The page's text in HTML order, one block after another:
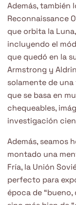
Además, también
Reconnaissance
que orbita la Luna,
incluyendo el
que quedó en la
Armstrong y
solamente de
que se basa en
chequeables,
investigación
Además, seamos
montado una
Fría, la Unión
perfecto para
época de